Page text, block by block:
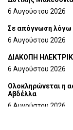
6 Αυγούστου 2026
Σε απόγνωση
6 Αυγούστου 2026
ΔΙΑΚΟΠΗ
6 Αυγούστου 2026
Ολοκληρώνεται η
Αβδέλλα
6 Αυγούστου 2026